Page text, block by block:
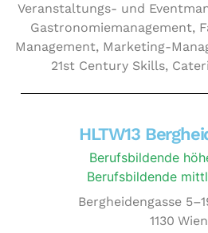
Veranstaltungs- und
Gastronomiemanagement,
Management, Marketing-
21st Century Skills,
HLTW13
Berufsbildende
Berufsbildende
Bergheidengasse
1130 Wien